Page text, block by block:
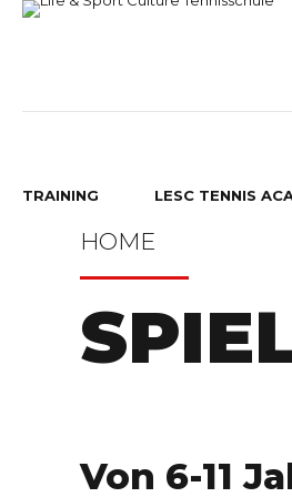
TRAINING LESC TENNIS
HOME
Von 6-11